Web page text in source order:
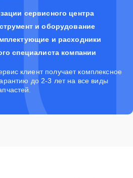
сервисного центра
и оборудование
и расходники
специалиста компании
клиент получает комплексное
до 2-3 лет на все виды